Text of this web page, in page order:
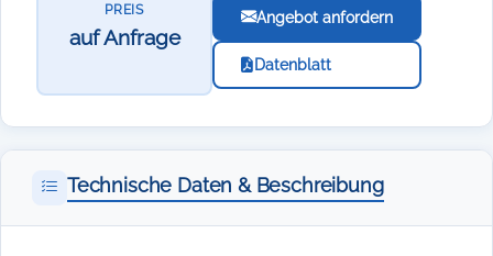
PREIS
auf Anfrage
Angebot anfordern
Datenblatt
Technische Daten & Beschreibung